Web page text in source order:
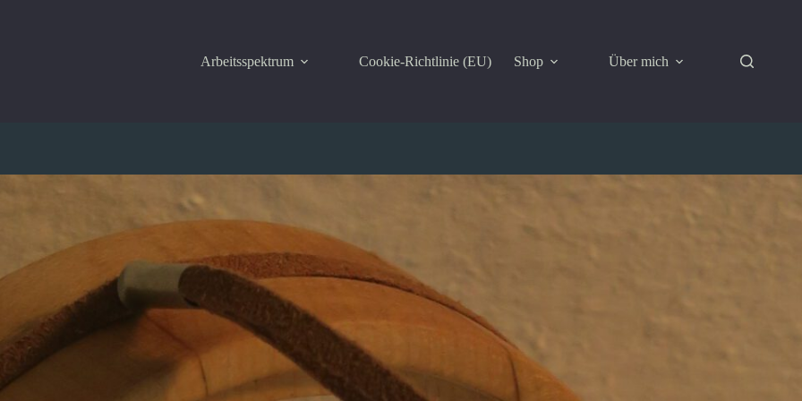
Arbeitsspektrum
Cookie-Richtlinie (EU) Shop Über mich